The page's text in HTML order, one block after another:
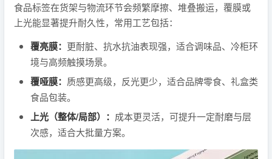
食品标签在货架与物流环节会频繁摩擦、堆叠搬运，覆膜或
上光能显著提升耐久性，常用工艺包括：
覆亮膜： 更耐脏、抗水抗油表现强，适合调味品、冷柜环
境与高频触摸场景。
覆哑膜： 质感更高级，反光更少，适合品牌零食、礼盒类
食品包装。
上光（整体/局部）： 成本更灵活，可提升一定耐磨与层
次感，适合大批量方案。